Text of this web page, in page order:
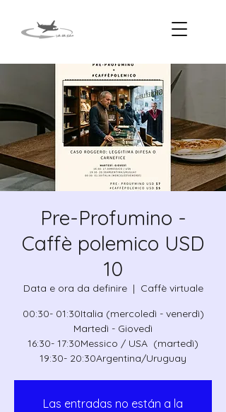
Pre-Profumino -
Caffè polemico USD
10
Data e ora da definire
  |
Caffè virtuale
00:30- 01:30Italia (mercoledì - venerdì)
Martedì - Giovedì
16:30- 17:30Messico / USA (martedì)
19:30- 20:30Argentina/Uruguay
Las entradas no están a la